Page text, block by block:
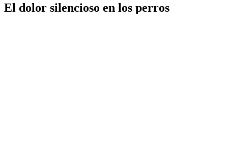
El dolor silencioso en los perros